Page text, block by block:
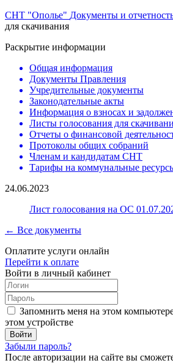
СНТ "Ополье" Документы и
для скачивания
Раскрытие информации
Общая информация
Документы Правления
Учредительные документы
Законодательные акты
Информация о взносах и
Листы голосования для
Отчеты о финансовой
Протоколы общих собраний
Членам и кандидатам СНТ
Тарифы на коммунальные
24.06.2023
Лист голосования на ОС
← Все документы
Оплатите услуги онлайн
Перейти к оплате
Войти в личный кабинет
Запомнить меня на этом
этом устройстве
Забыли пароль?
После авторизации на сайте вы